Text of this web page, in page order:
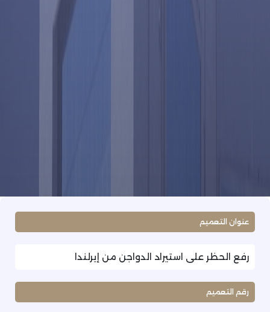
عنوان التعميم
رفع الحظر على استيراد الدواجن من إيرلندا
رقم التعميم